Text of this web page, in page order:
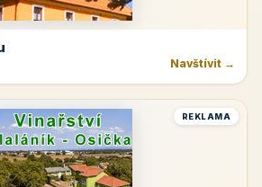
Navštívit →
REKLAMA